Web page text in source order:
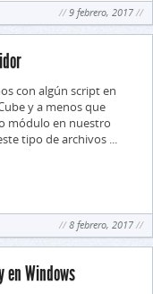
9 febrero, 2017
con algún script en
y a menos que
módulo en nuestro
tipo de archivos ...
8 febrero, 2017
en Windows